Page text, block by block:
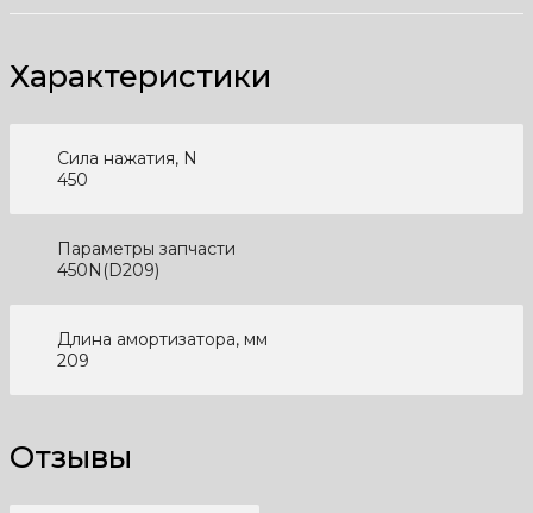
Характеристики
Сила нажатия, N
450
Параметры запчасти
450N(D209)
Длина амортизатора, мм
209
Отзывы